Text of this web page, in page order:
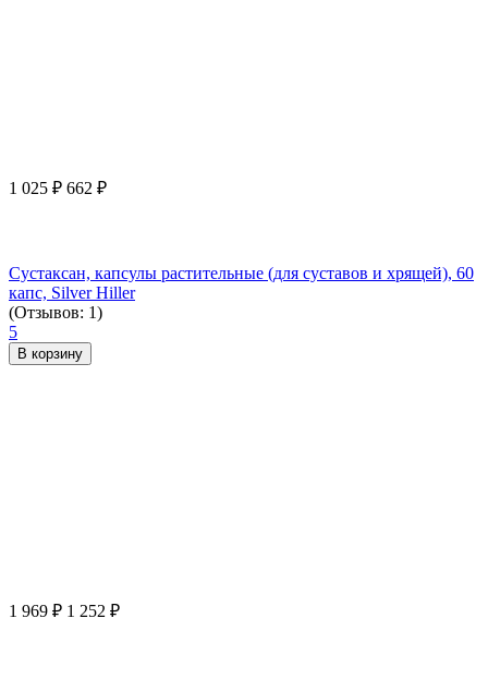
1 025 ₽ 662 ₽
Сустаксан, капсулы растительные (для суставов и хрящей), 60
капс, Silver Hiller
(Отзывов: 1)
5
В корзину
1 969 ₽ 1 252 ₽